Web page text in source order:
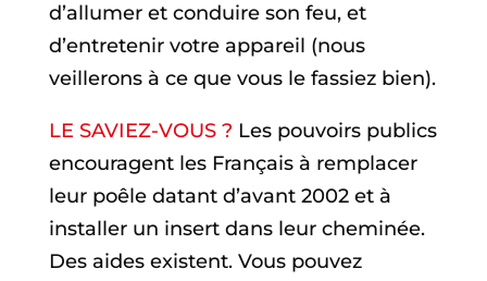
d’allumer et conduire son feu, et
d’entretenir votre appareil (nous
veillerons à ce que vous le fassiez bien).
LE SAVIEZ-VOUS ? Les pouvoirs publics
encouragent les Français à remplacer
leur poêle datant d’avant 2002 et à
installer un insert dans leur cheminée.
Des aides existent. Vous pouvez